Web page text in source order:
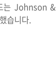
는 Johnson &
습니다.